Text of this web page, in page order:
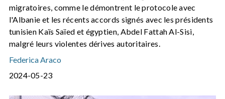
migratoires, comme le démontrent le protocole avec
l'Albanie et les récents accords signés avec les présidents
tunisien Kaïs Saïed et égyptien, Abdel Fattah Al-Sisi,
malgré leurs violentes dérives autoritaires.
Federica Araco
2024-05-23